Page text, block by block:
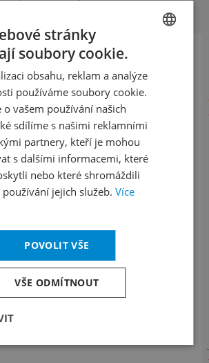
se k našemu newsletteru
jako první v obraze
NEWSLETTER
nás na sociálních sítích
o stavu objednávek
+420 461 049 232
ENGLISH
stránky
soubory cookie.
obsahu, reklam a analýze
používáme soubory cookie.
o vašem používání našich
sdílíme s našimi reklamními
partnery, kteří je mohou
s dalšími informacemi, které
nebo které shromáždili
jejich služeb. Více
POVOLIT VŠE
VŠE ODMÍTNOUT